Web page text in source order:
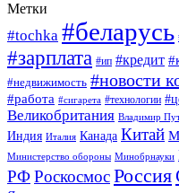
Метки
#tochka #беларусь
#зарплата #ип #кредит
#недвижимость #новости
#работа #сигарета #технологии
Великобритания Владимир
Индия Италия Канада Китай
Министерство обороны Минобрнауки
РФРоскосмосРоссия